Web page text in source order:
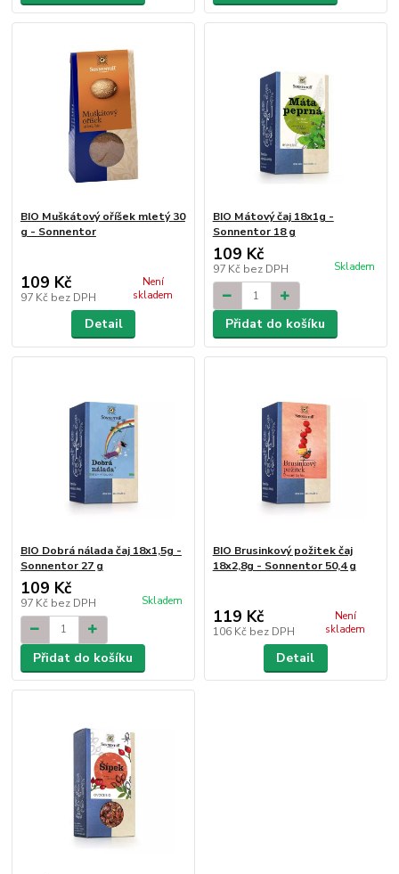
BIO Muškátový oříšek mletý 30
g - Sonnentor
109 Kč
97 Kč bez DPH
Není
skladem
Detail
BIO Mátový čaj 18x1g -
Sonnentor 18 g
109 Kč
97 Kč bez DPH Skladem
Přidat do košíku
BIO Dobrá nálada čaj 18x1,5g -
Sonnentor 27 g
109 Kč
97 Kč bez DPH Skladem
Přidat do košíku
BIO Brusinkový požitek čaj
18x2,8g - Sonnentor 50,4 g
119 Kč
106 Kč bez DPH
Není
skladem
Detail